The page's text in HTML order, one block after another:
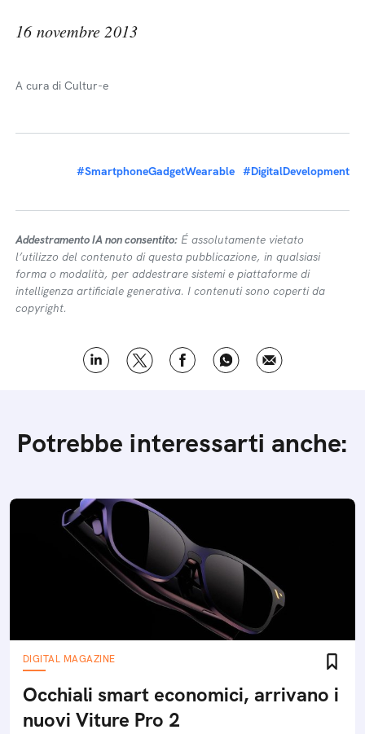
16 novembre 2013
A cura di Cultur-e
#SmartphoneGadgetWearable #DigitalDevelopment
Addestramento IA non consentito: É assolutamente vietato
l’utilizzo del contenuto di questa pubblicazione, in qualsiasi
forma o modalità, per addestrare sistemi e piattaforme di
intelligenza artificiale generativa. I contenuti sono coperti da
copyright.
Potrebbe interessarti anche:
DIGITAL MAGAZINE
Occhiali smart economici, arrivano i
nuovi Viture Pro 2